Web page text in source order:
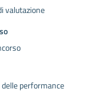
valutazione
performance